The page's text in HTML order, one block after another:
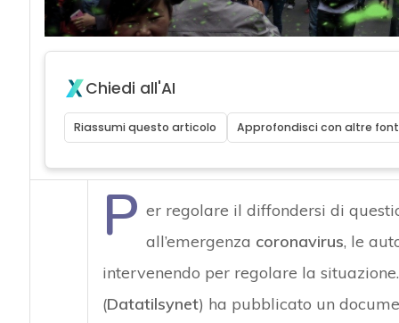
Chiedi all'AI
Riassumi questo articolo Approfondisci con altre
P er regolare il diffondersi di
all’emergenza coronavirus, le
intervenendo per regolare la
(Datatilsynet) ha pubblicato un